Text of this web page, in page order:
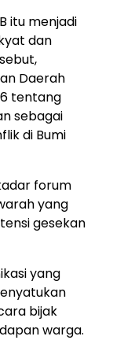
itu menjadi
dan
Daerah
tentang
sebagai
di Bumi
forum
yang
gesekan
yang
bijak
warga.